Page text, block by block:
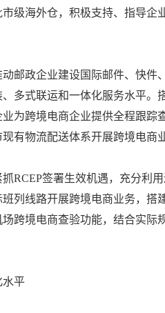
级海外仓，积极支持、指导
动邮政企业建设国际邮件、快
多式联运和一体化服务水平
为跨境电商企业提供全程跟
有物流配送体系开展跨境电商
抓RCEP签署生效机遇，充分
列线路开展跨境电商业务，
跨境电商查验功能，结合实
水平